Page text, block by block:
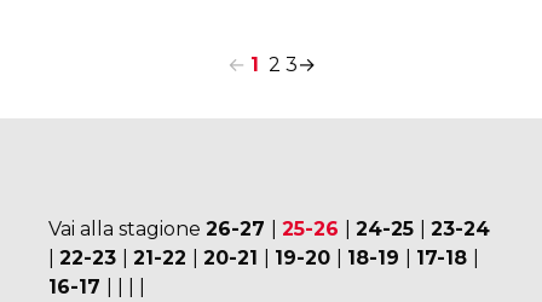
← 1 2 3→
Vai alla stagione 26-27 25-26 24-25
23-24
22-23 21-22 20-21 19-20 18-19 17-18
16-17